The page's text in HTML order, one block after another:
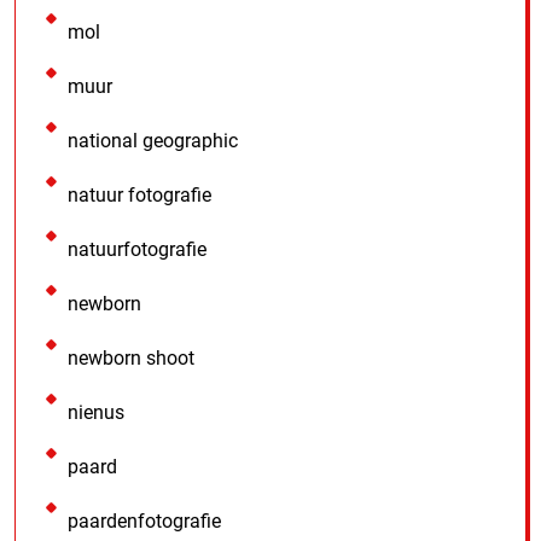
mol
muur
national geographic
natuur fotografie
natuurfotografie
newborn
newborn shoot
nienus
paard
paardenfotografie